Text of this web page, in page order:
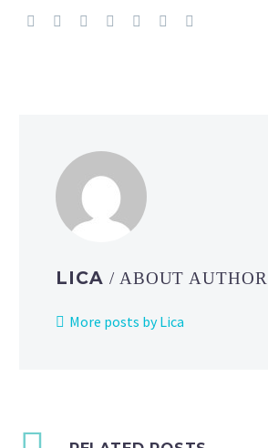
LICA / ABOUT AUTHOR
More posts by Lica